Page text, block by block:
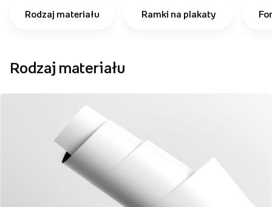
Rodzaj materiału Ramki na plakaty
Rodzaj materiału